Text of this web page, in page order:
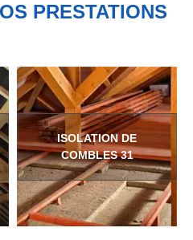
PRESTATIONS
ISOLATION DE
COMBLES 31